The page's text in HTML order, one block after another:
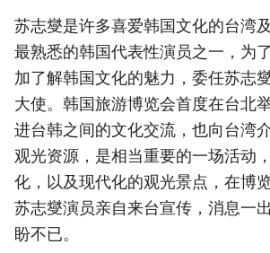
苏志燮是许多喜爱韩国文化的台湾
最熟悉的韩国代表性演员之一，为
加了解韩国文化的魅力，委任苏志
大使。韩国旅游博览会首度在台北
进台韩之间的文化交流，也向台湾
观光资源，是相当重要的一场活动
化，以及现代化的观光景点，在博
苏志燮演员亲自来台宣传，消息一
盼不已。